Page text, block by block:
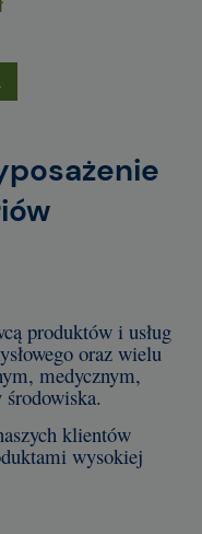
produktów i usług
oraz wielu
medycznym,
klientów
wysokiej